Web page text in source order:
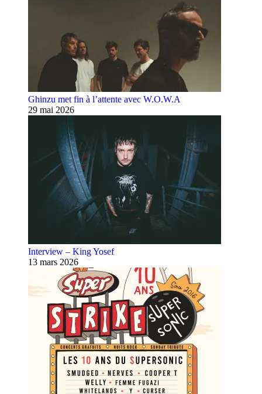
Ghinzu met fin à l’attente avec W.O.W.A
29 mai 2026
Interview – King Yosef
13 mars 2026